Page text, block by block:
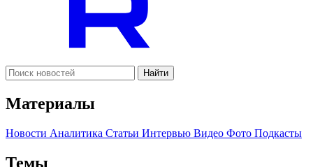
Найти
Материалы
Новости Аналитика Статьи Интервью Видео Фото Подкасты
Темы